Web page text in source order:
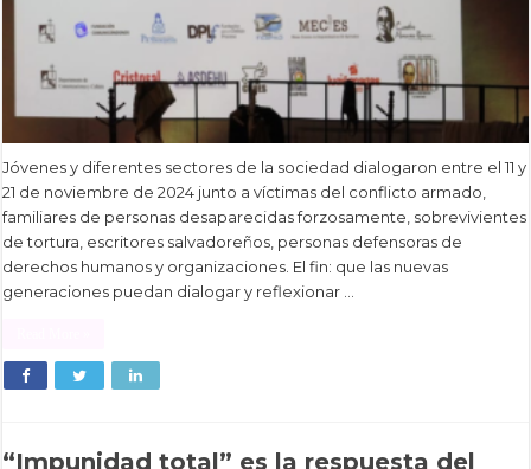
Jóvenes y diferentes sectores de la sociedad dialogaron entre el 11 y
21 de noviembre de 2024 junto a víctimas del conflicto armado,
familiares de personas desaparecidas forzosamente, sobrevivientes
de tortura, escritores salvadoreños, personas defensoras de
derechos humanos y organizaciones. El fin: que las nuevas
generaciones puedan dialogar y reflexionar …
“Impunidad total” es la respuesta del